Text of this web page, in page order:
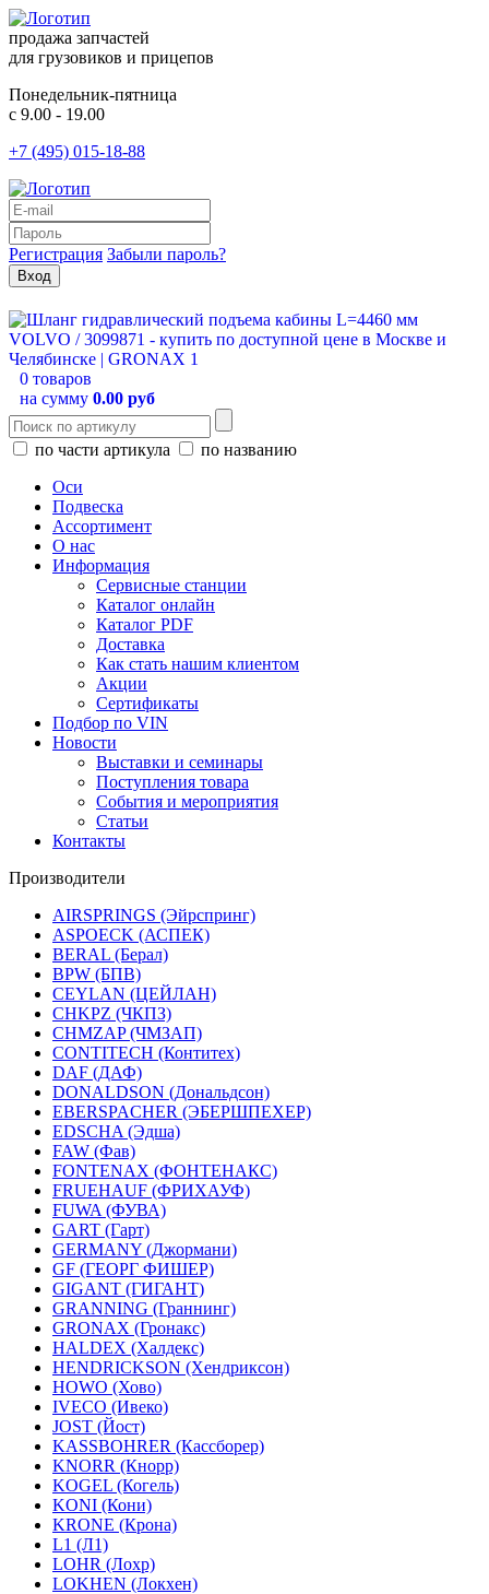
продажа запчастей
для грузовиков и прицепов
Понедельник-пятница
с 9.00 - 19.00
+7 (495) 015-18-88
Регистрация Забыли пароль?
0 товаров
на сумму 0.00 руб
по части артикула
по названию
Оси
Подвеска
Ассортимент
О нас
Информация
Сервисные станции
Каталог онлайн
Каталог PDF
Доставка
Как стать нашим клиентом
Акции
Сертификаты
Подбор по VIN
Новости
Выставки и семинары
Поступления товара
События и мероприятия
Статьи
Контакты
Производители
AIRSPRINGS (Эйрспринг)
ASPOECK (АСПЕК)
BERAL (Берал)
BPW (БПВ)
CEYLAN (ЦЕЙЛАН)
CHKPZ (ЧКПЗ)
CHMZAP (ЧМЗАП)
CONTITECH (Контитех)
DAF (ДАФ)
DONALDSON (Дональдсон)
EBERSPACHER (ЭБЕРШПЕХЕР)
EDSCHA (Эдша)
FAW (Фав)
FONTENAX (ФОНТЕНАКС)
FRUEHAUF (ФРИХАУФ)
FUWA (ФУВА)
GART (Гарт)
GERMANY (Джормани)
GF (ГЕОРГ ФИШЕР)
GIGANT (ГИГАНТ)
GRANNING (Граннинг)
GRONAX (Гронакс)
HALDEX (Халдекс)
HENDRICKSON (Хендриксон)
HOWO (Хово)
IVECO (Ивеко)
JOST (Йост)
KASSBOHRER (Касcборер)
KNORR (Кнорр)
KOGEL (Когель)
KONI (Кони)
KRONE (Крона)
L1 (Л1)
LOHR (Лохр)
LOKHEN (Локхен)